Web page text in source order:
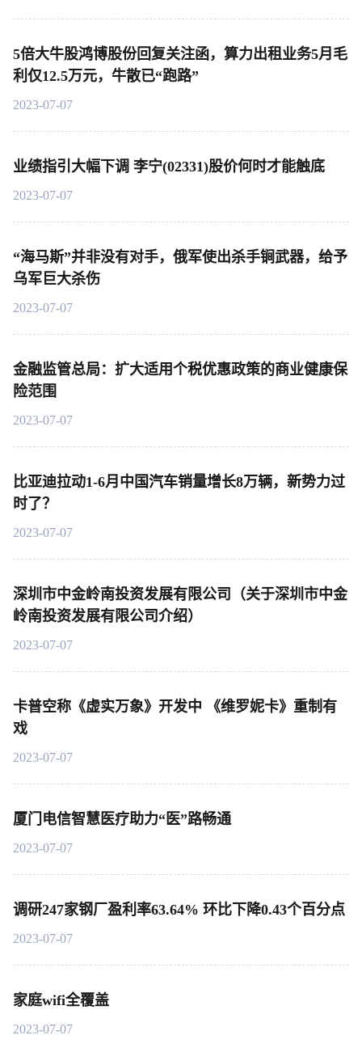
5倍大牛股鸿博股份回复关注函，算力出租业务5月毛
利仅12.5万元，牛散已“跑路”
2023-07-07
业绩指引大幅下调 李宁(02331)股价何时才能触底
2023-07-07
“海马斯”并非没有对手，俄军使出杀手锏武器，给予
乌军巨大杀伤
2023-07-07
金融监管总局：扩大适用个税优惠政策的商业健康保
险范围
2023-07-07
比亚迪拉动1-6月中国汽车销量增长8万辆，新势力过
时了？
2023-07-07
深圳市中金岭南投资发展有限公司（关于深圳市中金
岭南投资发展有限公司介绍）
2023-07-07
卡普空称《虚实万象》开发中 《维罗妮卡》重制有
戏
2023-07-07
厦门电信智慧医疗助力“医”路畅通
2023-07-07
调研247家钢厂盈利率63.64% 环比下降0.43个百分点
2023-07-07
家庭wifi全覆盖
2023-07-07